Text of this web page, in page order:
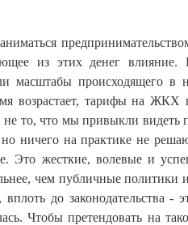
из этих денег влияние.
масштабы происходящего в
возрастает, тарифы на ЖКХ
то, что мы привыкли видеть
ничего на практике не
Это жесткие, волевые и
чем публичные политики
до законодательства -
Чтобы претендовать на